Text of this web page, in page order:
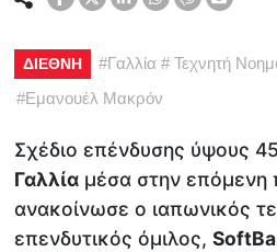
ΔΙΕΘΝΗ #Γαλλία # Τεχνητή
#Εμανουέλ Μακρόν
Σχέδιο επένδυσης ύψους
Γαλλία μέσα στην επόμενη
ανακοίνωσε ο ιαπωνικός
επενδυτικός όμιλος,